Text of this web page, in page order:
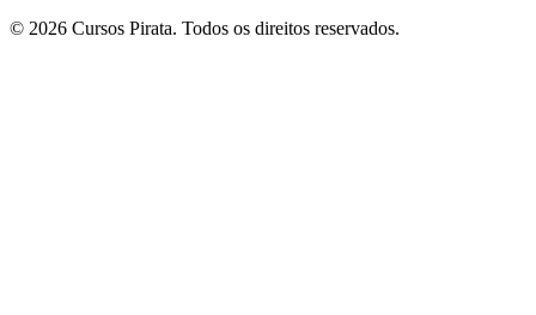
© 2026 Cursos Pirata. Todos os direitos reservados.